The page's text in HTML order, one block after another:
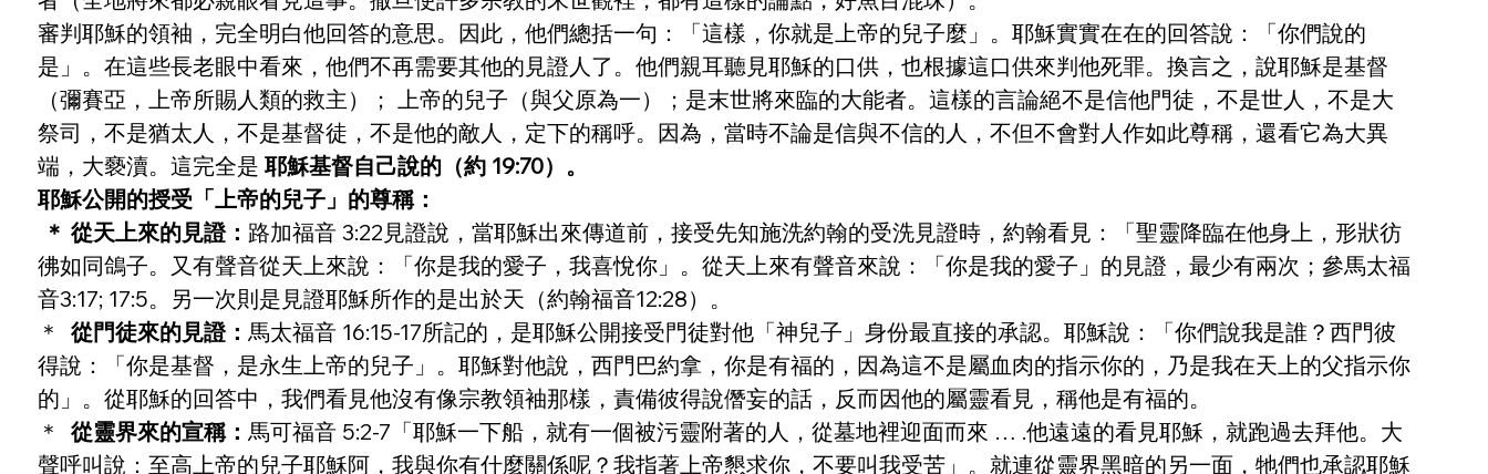
審判耶穌的領袖，完全明白他回答的意思。因此，他們總括一句：「這樣，你就是上帝的兒子麼」。耶穌實實在在的回答說：「你們說的
是」。在這些長老眼中看來，他們不再需要其他的見證人了。他們親耳聽見耶穌的口供，也根據這口供來判他死罪。換言之，說耶穌是基督
（彌賽亞，上帝所賜人類的救主）； 上帝的兒子（與父原為一）；是末世將來臨的大能者。這樣的言論絕不是信他門徒，不是世人，不是大
祭司，不是猶太人，不是基督徒，不是他的敵人，定下的稱呼。因為，當時不論是信與不信的人，不但不會對人作如此尊稱，還看它為大異
端，大褻瀆。這完全是 耶穌基督自己說的（約 19:70）。
耶穌公開的授受「上帝的兒子」的尊稱：
＊ 從天上來的見證： 路加福音 3:22見證說，當耶穌出來傳道前，接受先知施洗約翰的受洗見證時，約翰看見：「聖靈降臨在他身上，形狀彷
彿如同鴿子。又有聲音從天上來說：「你是我的愛子，我喜悅你」。從天上來有聲音來說：「你是我的愛子」的見證，最少有兩次；參馬太福
音3:17; 17:5。另一次則是見證耶穌所作的是出於天（約翰福音12:28）。
＊ 從門徒來的見證： 馬太福音 16:15-17所記的，是耶穌公開接受門徒對他「神兒子」身份最直接的承認。耶穌說：「你們說我是誰？西門彼
得說：「你是基督，是永生上帝的兒子」。耶穌對他說，西門巴約拿，你是有福的，因為這不是屬血肉的指示你的，乃是我在天上的父指示你
的」。從耶穌的回答中，我們看見他沒有像宗教領袖那樣，責備彼得說僭妄的話，反而因他的屬靈看見，稱他是有福的。
＊ 從靈界來的宣稱： 馬可福音 5:2-7「耶穌一下船，就有一個被污靈附著的人，從墓地裡迎面而來 … .他遠遠的看見耶穌，就跑過去拜他。大
聲呼叫說：至高上帝的兒子耶穌阿，我與你有什麼關係呢？我指著上帝懇求你，不要叫我受苦」。就連從靈界黑暗的另一面，牠們也承認耶穌